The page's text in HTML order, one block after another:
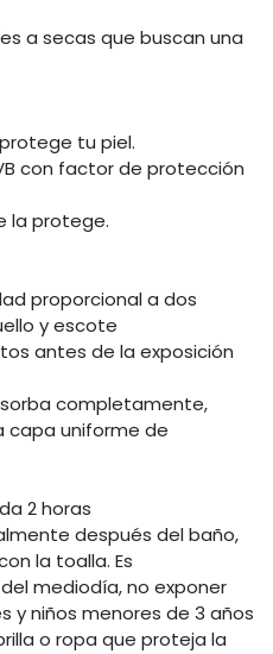
a secas que buscan una
tu piel.
con factor de protección
la protege.
proporcional a dos
y escote
antes de la exposición
completamente,
capa uniforme de
2 horas
después del baño,
la toalla. Es
mediodía, no exponer
y niños menores de 3 años
o ropa que proteja la